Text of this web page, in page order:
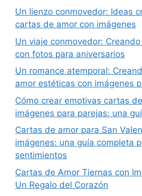
Un lienzo conmovedor: Ideas
cartas de amor con imágenes
Un viaje conmovedor:
con fotos para aniversarios
Un romance atemporal:
amor estéticas con imágenes
Cómo crear emotivas cartas
imágenes para parejas: una
Cartas de amor para San
imágenes: una guía completa
sentimientos
Cartas de Amor Tiernas con
Un Regalo del Corazón